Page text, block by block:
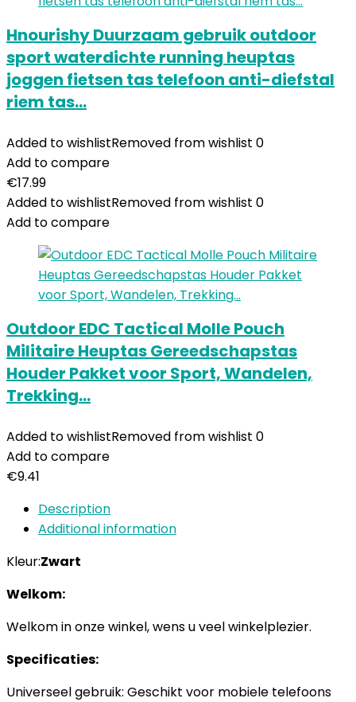
Hnourishy Duurzaam gebruik outdoor
sport waterdichte running heuptas
joggen fietsen tas telefoon anti-diefstal
riem tas…
Added to wishlistRemoved from wishlist 0
Add to compare
€17.99
Added to wishlistRemoved from wishlist 0
Add to compare
Outdoor EDC Tactical Molle Pouch
Militaire Heuptas Gereedschapstas
Houder Pakket voor Sport, Wandelen,
Trekking…
Added to wishlistRemoved from wishlist 0
Add to compare
€9.41
Description
Additional information
Kleur:Zwart
Welkom:
Welkom in onze winkel, wens u veel winkelplezier.
Specificaties:
Universeel gebruik: Geschikt voor mobiele telefoons